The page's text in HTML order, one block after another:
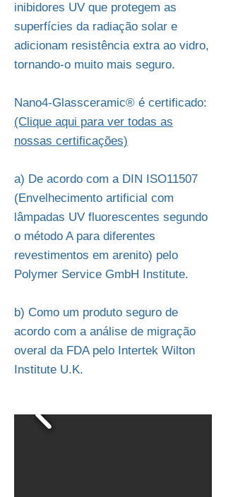
inibidores UV que protegem as
superfícies da radiação solar e
adicionam resistência extra ao vidro,
tornando-o muito mais seguro.
Nano4-Glassceramic® é certificado:
(Clique aqui para ver todas as
nossas certificações)
a) De acordo com a DIN ISO11507
(Envelhecimento artificial com
lâmpadas UV fluorescentes segundo
o método A para diferentes
revestimentos em arenito) pelo
Polymer Service GmbH Institute.
b) Como um produto seguro de
acordo com a análise de migração
overal da FDA pelo Intertek Wilton
Institute U.K.